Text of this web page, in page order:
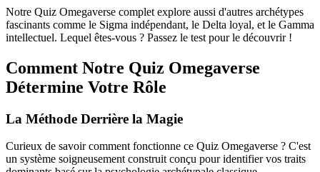
Notre Quiz Omegaverse complet explore aussi d'autres archétypes
fascinants comme le Sigma indépendant, le Delta loyal, et le Gamma
intellectuel. Lequel êtes-vous ? Passez le test pour le découvrir !
Comment Notre Quiz Omegaverse
Détermine Votre Rôle
La Méthode Derrière la Magie
Curieux de savoir comment fonctionne ce Quiz Omegaverse ? C'est
un système soigneusement construit conçu pour identifier vos traits